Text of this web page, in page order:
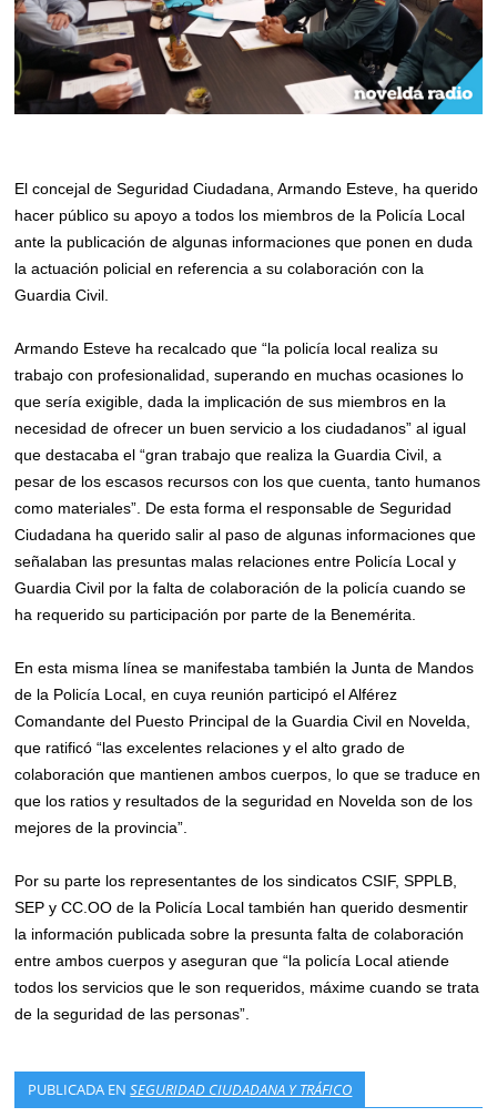
El concejal de Seguridad Ciudadana, Armando Esteve, ha querido
hacer público su apoyo a todos los miembros de la Policía Local
ante la publicación de algunas informaciones que ponen en duda
la actuación policial en referencia a su colaboración con la
Guardia Civil.
Armando Esteve ha recalcado que “la policía local realiza su
trabajo con profesionalidad, superando en muchas ocasiones lo
que sería exigible, dada la implicación de sus miembros en la
necesidad de ofrecer un buen servicio a los ciudadanos” al igual
que destacaba el “gran trabajo que realiza la Guardia Civil, a
pesar de los escasos recursos con los que cuenta, tanto humanos
como materiales”. De esta forma el responsable de Seguridad
Ciudadana ha querido salir al paso de algunas informaciones que
señalaban las presuntas malas relaciones entre Policía Local y
Guardia Civil por la falta de colaboración de la policía cuando se
ha requerido su participación por parte de la Benemérita.
En esta misma línea se manifestaba también la Junta de Mandos
de la Policía Local, en cuya reunión participó el Alférez
Comandante del Puesto Principal de la Guardia Civil en Novelda,
que ratificó “las excelentes relaciones y el alto grado de
colaboración que mantienen ambos cuerpos, lo que se traduce en
que los ratios y resultados de la seguridad en Novelda son de los
mejores de la provincia”.
Por su parte los representantes de los sindicatos CSIF, SPPLB,
SEP y CC.OO de la Policía Local también han querido desmentir
la información publicada sobre la presunta falta de colaboración
entre ambos cuerpos y aseguran que “la policía Local atiende
todos los servicios que le son requeridos, máxime cuando se trata
de la seguridad de las personas”.
PUBLICADA ENSEGURIDAD CIUDADANA Y TRÁFICO